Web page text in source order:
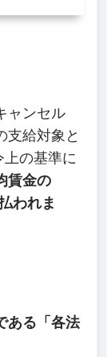
ャンセル
支給対象と
の基準に
賃金の
われま
ある「各法